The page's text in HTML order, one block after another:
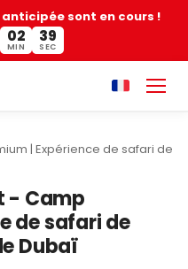
sont en cours !
02
MIN
39
SEC
| Expérience de safari de
- Camp
de safari de
Dubaï